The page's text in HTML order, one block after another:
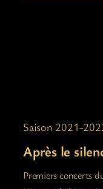
Saison 2021-
Après le
Premiers concerts